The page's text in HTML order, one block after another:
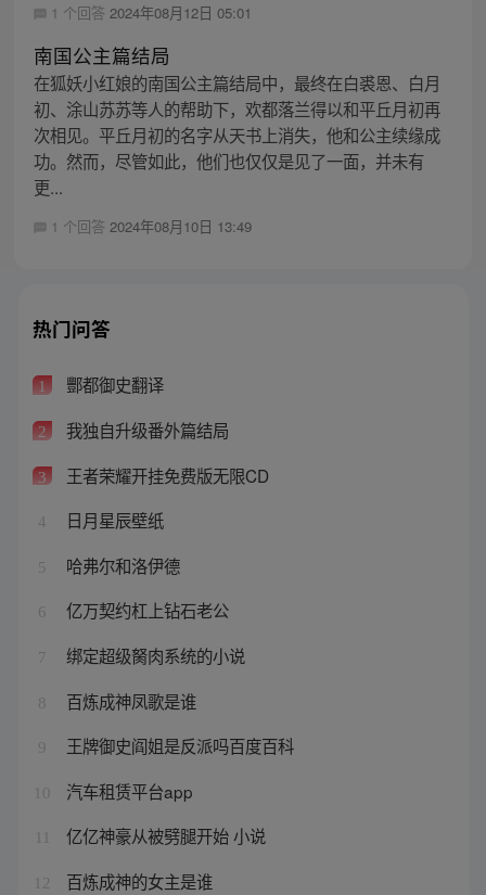
1 个回答 2024年08月12日 05:01
南国公主篇结局
在狐妖小红娘的南国公主篇结局中，最终在白裘恩、白月
初、涂山苏苏等人的帮助下，欢都落兰得以和平丘月初再
次相见。平丘月初的名字从天书上消失，他和公主续缘成
功。然而，尽管如此，他们也仅仅是见了一面，并未有
更...
1 个回答 2024年08月10日 13:49
热门问答
1 酆都御史翻译
2 我独自升级番外篇结局
3 王者荣耀开挂免费版无限CD
4 日月星辰壁纸
5 哈弗尔和洛伊德
6 亿万契约杠上钻石老公
7 绑定超级胬肉系统的小说
8 百炼成神凤歌是谁
9 王牌御史阎姐是反派吗百度百科
10 汽车租赁平台app
亿亿神豪从被劈腿开始 小说
12 百炼成神的女主是谁